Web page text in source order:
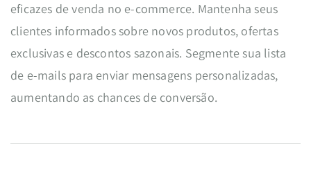
eficazes de venda no e-commerce. Mantenha seus
clientes informados sobre novos produtos, ofertas
exclusivas e descontos sazonais. Segmente sua lista
de e-mails para enviar mensagens personalizadas,
aumentando as chances de conversão.